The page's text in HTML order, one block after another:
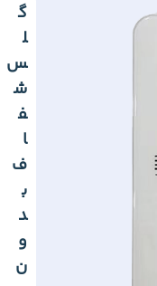
گ
ل
س
ش
ف
ا
ف
ب
د
و
ن